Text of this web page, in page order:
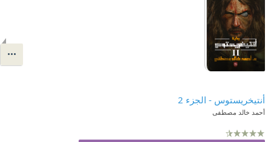
أنتيخريستوس - الجزء 2
أحمد خالد مصطفى